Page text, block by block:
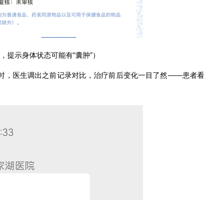
提示身体状态可能有“囊肿”）
医生调出之前记录对比，治疗前后变化一目了然——患者看